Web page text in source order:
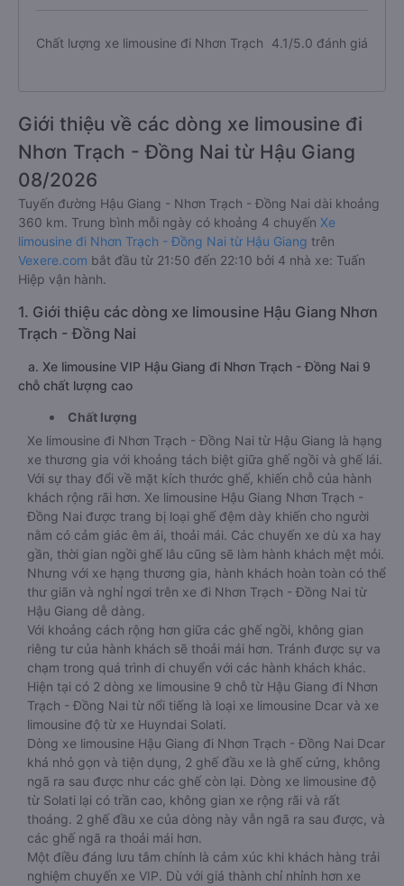
Chất lượng xe limousine đi Nhơn Trạch 4.1/5.0 đánh giá
Giới thiệu về các dòng xe limousine đi
Nhơn Trạch - Đồng Nai từ Hậu Giang
08/2026
Tuyến đường Hậu Giang - Nhơn Trạch - Đồng Nai dài khoảng
360 km. Trung bình mỗi ngày có khoảng 4 chuyến Xe
limousine đi Nhơn Trạch - Đồng Nai từ Hậu Giang trên
Vexere.com bắt đầu từ 21:50 đến 22:10 bởi 4 nhà xe: Tuấn
Hiệp vận hành.
1. Giới thiệu các dòng xe limousine Hậu Giang Nhơn
Trạch - Đồng Nai
a. Xe limousine VIP Hậu Giang đi Nhơn Trạch - Đồng Nai 9
chỗ chất lượng cao
Chất lượng
Xe limousine đi Nhơn Trạch - Đồng Nai từ Hậu Giang là hạng
xe thương gia với khoảng tách biệt giữa ghế ngồi và ghế lái.
Với sự thay đổi về mặt kích thước ghế, khiến chỗ của hành
khách rộng rãi hơn. Xe limousine Hậu Giang Nhơn Trạch -
Đồng Nai được trang bị loại ghế đệm dày khiến cho người
nằm có cảm giác êm ái, thoải mái. Các chuyến xe dù xa hay
gần, thời gian ngồi ghế lâu cũng sẽ làm hành khách mệt mỏi.
Nhưng với xe hạng thương gia, hành khách hoàn toàn có thể
thư giãn và nghỉ ngơi trên xe đi Nhơn Trạch - Đồng Nai từ
Hậu Giang dễ dàng.
Với khoảng cách rộng hơn giữa các ghế ngồi, không gian
riêng tư của hành khách sẽ thoải mái hơn. Tránh được sự va
chạm trong quá trình di chuyển với các hành khách khác.
Hiện tại có 2 dòng xe limousine 9 chỗ từ Hậu Giang đi Nhơn
Trạch - Đồng Nai từ nổi tiếng là loại xe limousine Dcar và xe
limousine độ từ xe Huyndai Solati.
Dòng xe limousine Hậu Giang đi Nhơn Trạch - Đồng Nai Dcar
khá nhỏ gọn và tiện dụng, 2 ghế đầu xe là ghế cứng, không
ngã ra sau được như các ghế còn lại. Dòng xe limousine độ
từ Solati lại có trần cao, không gian xe rộng rãi và rất
thoáng. 2 ghế đầu xe của dòng này vẫn ngã ra sau được, và
các ghế ngã ra thoải mái hơn.
Một điều đáng lưu tâm chính là cảm xúc khi khách hàng trải
nghiệm chuyến xe VIP. Dù với giá thành chỉ nhỉnh hơn xe